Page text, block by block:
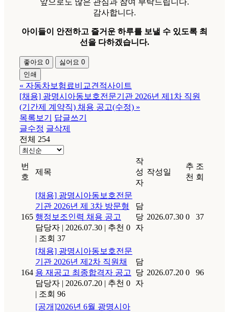
앞으로도 많은 관심과 참여 부탁드립니다.
감사합니다.
아이들이 안전하고 즐거운 하루를 보낼 수 있도록 최
선을 다하겠습니다.
좋아요 0 싫어요 0
인쇄
« 자동차보험료비교견적사이트
[채용] 광명시아동보호전문기관 2026년 제1차 직원
(기간제 계약직) 채용 공고(수정) »
목록보기
답글쓰기
글수정 글삭제
전체 254
번
호
제목
작
성
자
작성일
추
천
조
회
165
[채용] 광명시아동보호전문
기관 2026년 제 3차 방문형
행정보조인력 채용 공고
담당자 | 2026.07.30 | 추천 0
| 조회 37
담
당
자
2026.07.30 0 37
164
[채용] 광명시아동보호전문
기관 2026년 제2차 직원채
용 재공고 최종합격자 공고
담당자 | 2026.07.20 | 추천 0
| 조회 96
담
당
자
2026.07.20 0 96
[공개]2026년 6월 광명시아